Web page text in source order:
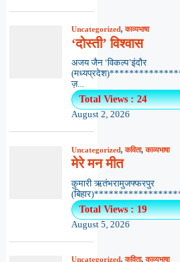
Uncategorized,काव्यभाषा
‘दोस्ती’ विश्वास
अजय जैन ‘विकल्प’इंदौर
ज़...
Total Views : 24
August 2, 2026
Uncategorized,कविता,काव्यभाषा
मेरे मन मीत
कुमारी ऋतंभरामुजफ्फरपुर
Total Views : 19
August 5, 2026
Uncategorized,कविता,काव्यभाषा